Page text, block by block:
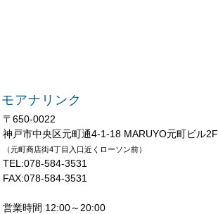
モアナリンク
〒650-0022
神戸市中央区元町通4-1-18 MARUYO元町ビル2F
（元町商店街4丁目入口近くローソン前）
TEL:078-584-3531
FAX:078-584-3531
営業時間 12:00～20:00